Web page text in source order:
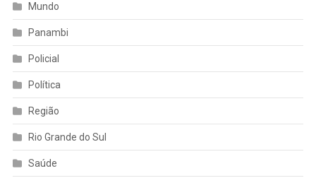
Mundo
Panambi
Policial
Política
Região
Rio Grande do Sul
Saúde